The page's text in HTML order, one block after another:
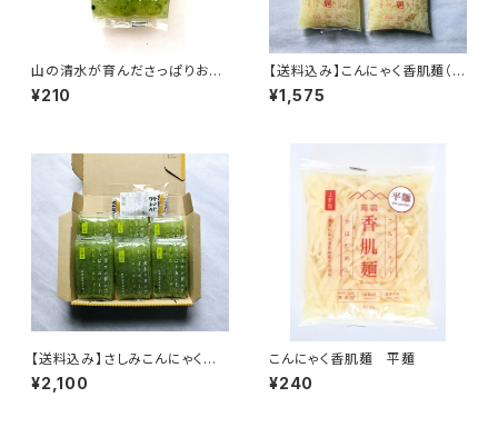
山の清水が育んださっぱりおい
しいさしみこんにゃく あおさ
¥210
【送料込み】こんにゃく香肌麺（平
麺）4袋セット
¥1,575
【送料込み】さしみこんにゃく伊
勢志摩産あおさ からし酢味噌
付き
¥2,100
こんにゃく香肌麺 平麺
¥240